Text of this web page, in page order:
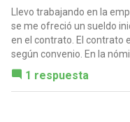
Llevo trabajando en la
se me ofreció un sueldo
en el contrato. El contrato
según convenio. En la
1 respuesta